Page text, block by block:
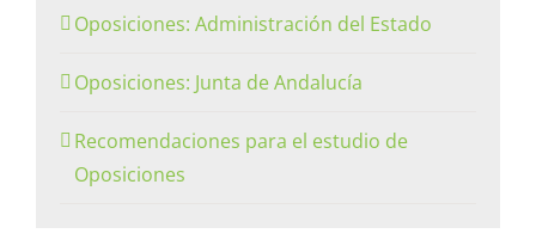
Oposiciones: Administración del Estado
Oposiciones: Junta de Andalucía
Recomendaciones para el estudio de
Oposiciones